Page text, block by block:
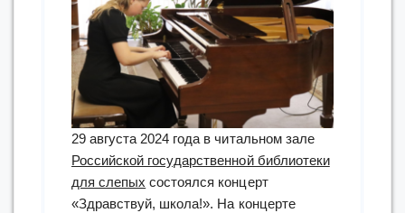
29 августа 2024 года в читальном зале
Российской государственной библиотеки
для слепых состоялся концерт
«Здравствуй, школа!». На концерте